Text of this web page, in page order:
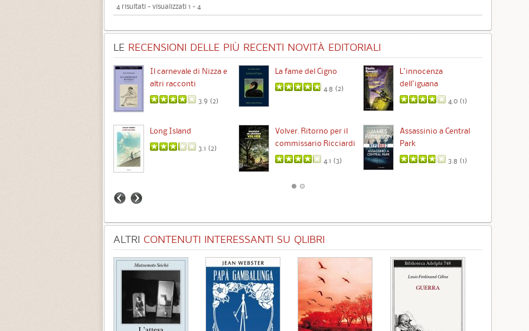
4 risultati - visualizzati 1 - 4
LE RECENSIONI DELLE PIÙ RECENTI NOVITÀ EDITORIALI
Il carnevale di Nizza e
altri racconti
3.9 (2)
La fame del Cigno
4.8 (2)
L'innocenza
dell'iguana
4.0 (1)
Long Island
3.1 (2)
Volver. Ritorno per il
commissario Ricciardi
4.1 (3)
Assassinio a Central
Park
3.8 (1)
ALTRI CONTENUTI INTERESSANTI SU QLIBRI